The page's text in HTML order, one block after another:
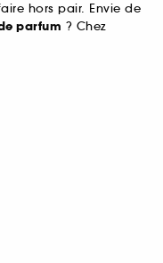
hors pair. Envie de
parfum ? Chez